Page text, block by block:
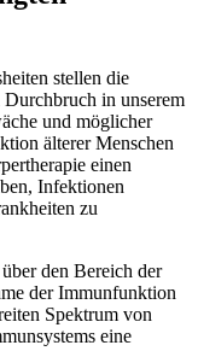
stellen die
Durchbruch in unserem
und möglicher
älterer Menschen
einen
Infektionen
zu
den Bereich der
der Immunfunktion
Spektrum von
eine